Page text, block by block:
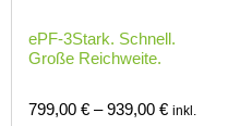
ePF-3Stark. Schnell.
Große Reichweite.
799,00 € –939,00 € inkl.